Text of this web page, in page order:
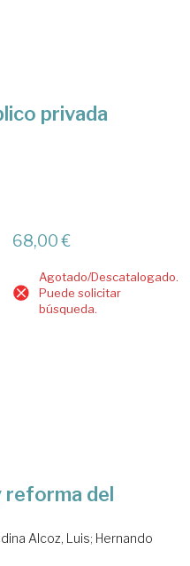
privada
68,00 €
Agotado/Descatalogado.
Puede solicitar
búsqueda.
reforma del
Alcoz, Luis; Hernando